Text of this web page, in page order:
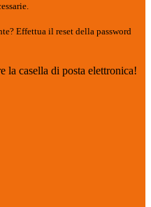
Effettua il reset della password
la casella di posta elettronica!